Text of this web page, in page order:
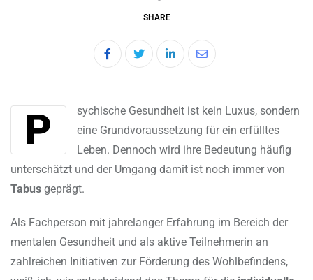
SHARE
LinkedInShare
Psychische Gesundheit ist kein Luxus, sondern
eine Grundvoraussetzung für ein erfülltes
Leben. Dennoch wird ihre Bedeutung häufig
unterschätzt und der Umgang damit ist noch immer von
Tabus geprägt.
Als Fachperson mit jahrelanger Erfahrung im Bereich der
mentalen Gesundheit und als aktive Teilnehmerin an
zahlreichen Initiativen zur Förderung des Wohlbefindens,